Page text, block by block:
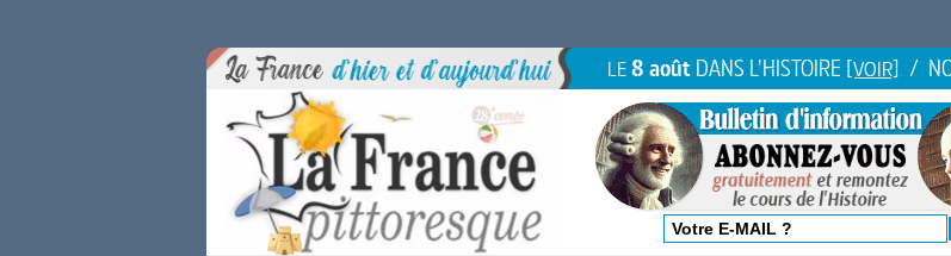
LE8 août DANS L'HISTOIRE [VOIR] /